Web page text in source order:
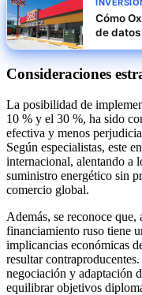
Cómo
de
Consideraciones
La posibilidad de
10 % y el 30 %, ha sido
efectiva y menos
Según especialistas, este
internacional, alentando a
suministro energético sin
comercio global.
Además, se reconoce
financiamiento ruso tiene
implicancias económicas
resultar
negociación y adaptación
equilibrar objetivos